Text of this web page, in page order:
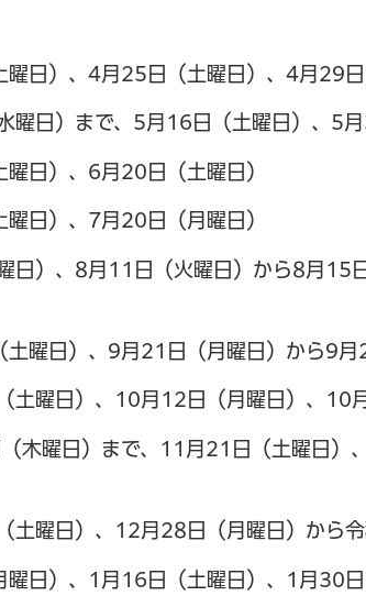
日）、4月25日（土曜日）、4月29日
曜日）まで、5月16日（土曜日）、5月
日）、6月20日（土曜日）
日）、7月20日（月曜日）
日）、8月11日（火曜日）から8月15
曜日）、9月21日（月曜日）から9月
曜日）、10月12日（月曜日）、10
木曜日）まで、11月21日（土曜日）
土曜日）、12月28日（月曜日）から
日）、1月16日（土曜日）、1月30日